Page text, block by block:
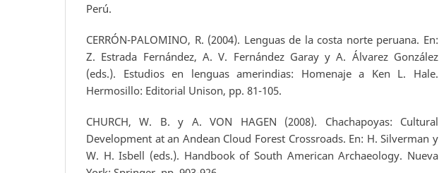
Perú.
CERRÓN-PALOMINO, R. (2004). Lenguas de la costa norte peruana. En:
Z. Estrada Fernández, A. V. Fernández Garay y A. Álvarez González
(eds.). Estudios en lenguas amerindias: Homenaje a Ken L. Hale.
Hermosillo: Editorial Unison, pp. 81-105.
CHURCH, W. B. y A. VON HAGEN (2008). Chachapoyas: Cultural
Development at an Andean Cloud Forest Crossroads. En: H. Silverman y
W. H. Isbell (eds.). Handbook of South American Archaeology. Nueva